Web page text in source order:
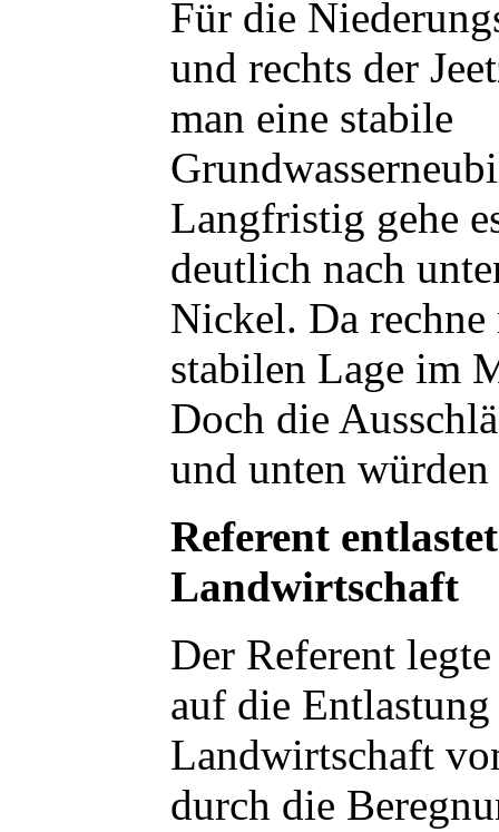
Für die
und rechts der
man eine stabile
Langfristig gehe
deutlich nach
Nickel. Da
stabilen Lage im
Doch die
und unten würden
Referent entlastet
Landwirtschaft
Der Referent
auf die Entlastung
Landwirtschaft
durch die